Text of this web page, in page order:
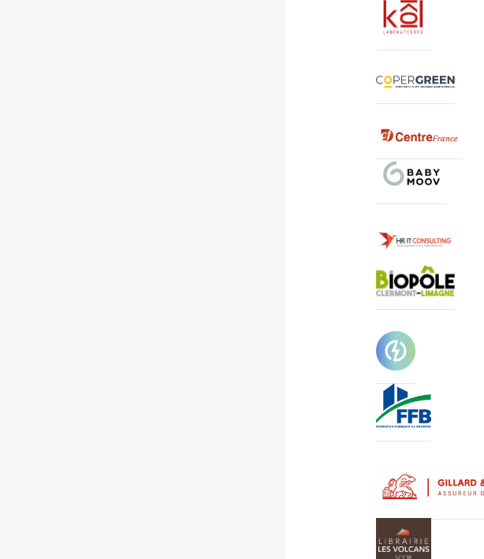
Logo laboratoires KOL
Copergreen
Logo CF
Logo HRIT Consulting
Logo Biopole
Logo bio upp
Logo Gillard & Robaut